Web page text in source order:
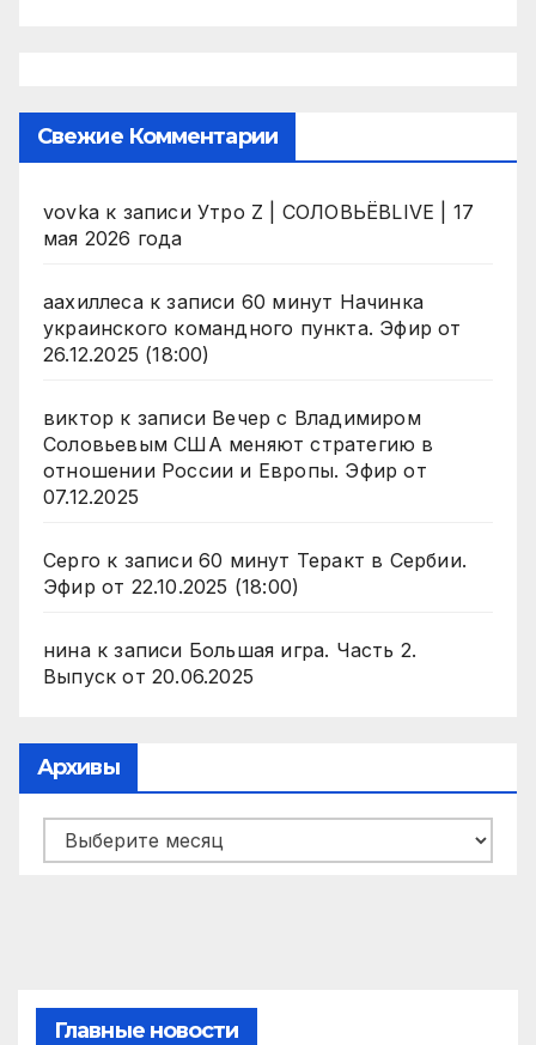
Свежие Комментарии
vovka к записи Утро Z | СОЛОВЬЁВLIVE | 17
мая 2026 года
аахиллесак записи 60 минут Начинка
украинского командного пункта. Эфир от
26.12.2025 (18:00)
виктор к записи Вечер с Владимиром
Соловьевым США меняют стратегию в
отношении России и Европы. Эфир от
07.12.2025
Серго к записи 60 минут Теракт в Сербии.
Эфир от 22.10.2025 (18:00)
нинак записи Большая игра. Часть 2.
Выпуск от 20.06.2025
Архивы
Архивы
Главные новости